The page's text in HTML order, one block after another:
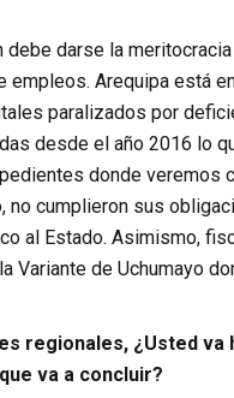
darse la
Arequipa está
paralizados por
desde el año 2016 lo
donde veremos
cumplieron sus
al Estado. Asimismo,
Variante de Uchumayo
regionales, ¿Usted va
va a concluir?